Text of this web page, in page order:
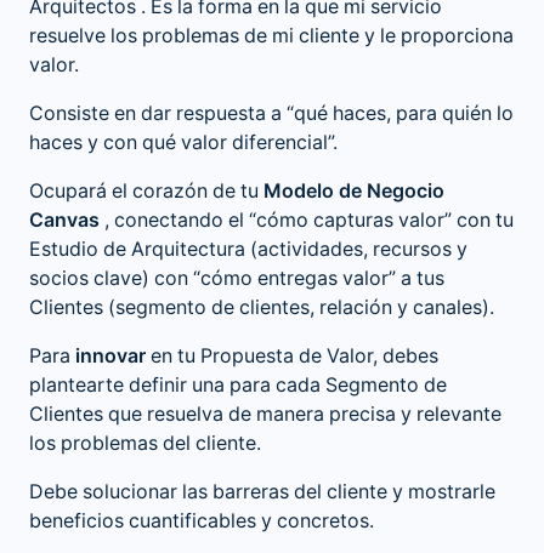
Arquitectos . Es la forma en la que mi servicio
resuelve los problemas de mi cliente y le proporciona
valor.
Consiste en dar respuesta a “qué haces, para quién lo
haces y con qué valor diferencial”.
Ocupará el corazón de tu Modelo de Negocio
Canvas , conectando el “cómo capturas valor” con tu
Estudio de Arquitectura (actividades, recursos y
socios clave) con “cómo entregas valor” a tus
Clientes (segmento de clientes, relación y canales).
Para innovar en tu Propuesta de Valor, debes
plantearte definir una para cada Segmento de
Clientes que resuelva de manera precisa y relevante
los problemas del cliente.
Debe solucionar las barreras del cliente y mostrarle
beneficios cuantificables y concretos.